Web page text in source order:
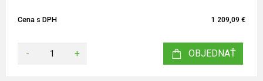
Cena s DPH 1 209,09 €
- + OBJEDNAŤ